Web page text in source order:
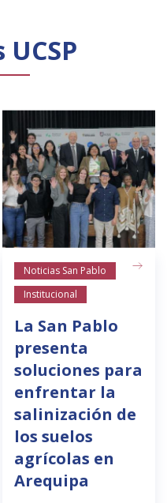
Noticias San Pablo
Institucional
La San Pablo
presenta
soluciones para
enfrentar la
salinización de
los suelos
agrícolas en
Arequipa